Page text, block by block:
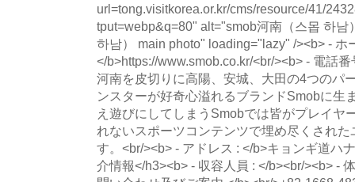
url=tong.visitkorea.or.kr/cms/resource/41/
tput=webp&q=80" alt="smob河南（스몹 하
하남） main photo" loading="lazy" /><b> - ホ
</b>https://www.smob.co.kr/<br/><b> - 電話
河南を皮切りに高陽、安城、大田の4つのパ
ンスターが好奇心溢れるブランドSmobに生
え遊びにしてしまうSmobでは皆がプレイヤ
れないスポーツコンテンツで埋め尽くされ
す。<br/><b> - アドレス : </b>キョンギ道ハ
介情報</h3><b> - 収容人員 : </b><br/><b> -